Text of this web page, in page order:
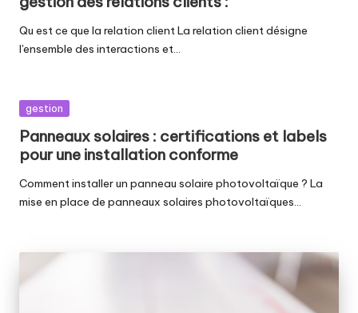
Qu est ce que la relation client La relation client désigne
l'ensemble des interactions et…
Posted
gestion
Panneaux solaires : certifications et labels
pour une installation conforme
Comment installer un panneau solaire photovoltaïque ? La
mise en place de panneaux solaires photovoltaïques…